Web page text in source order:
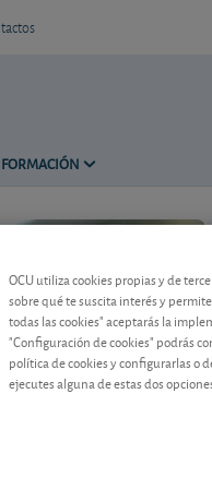
FORMACIÓN
OCU utiliza cookies propias y de
sobre qué te suscita interés y
todas las cookies" aceptarás la
"Configuración de cookies" podrás
política de cookies y configurarlas o
ejecutes alguna de estas dos